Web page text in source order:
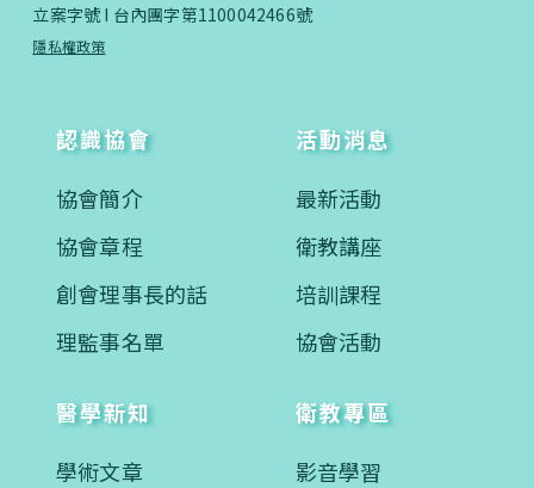
立案字號 I 台內團字第1100042466號
隱私權政策
認識協會
協會簡介
協會章程
創會理事長的話
理監事名單
活動消息
最新活動
衛教講座
培訓課程
協會活動
醫學新知
學術文章
衛教專區
影音學習